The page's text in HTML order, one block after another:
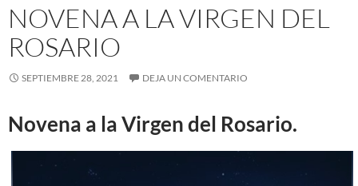
NOVENA A LA VIRGEN DEL
ROSARIO
SEPTIEMBRE 28, 2021 DEJA UN COMENTARIO
Novena a la Virgen del Rosario.